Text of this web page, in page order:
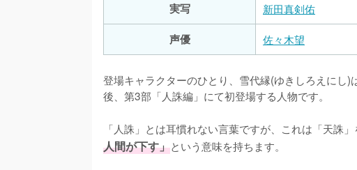
実写
新田真剣佑
声優
佐々木望
登場キャラクターのひとり、雪代縁(ゆきしろえにし
後、第3部「人誅編」にて初登場する人物です。
「人誅」とは耳慣れない言葉ですが、これは「天誅
人間が下す」という意味を持ちます。